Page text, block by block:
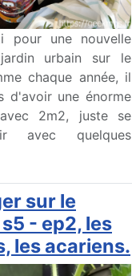
pour une nouvelle
urbain sur le
chaque année, il
d'avoir une énorme
2m2, juste se
avec quelques
sur le
- ep2, les
les acariens.